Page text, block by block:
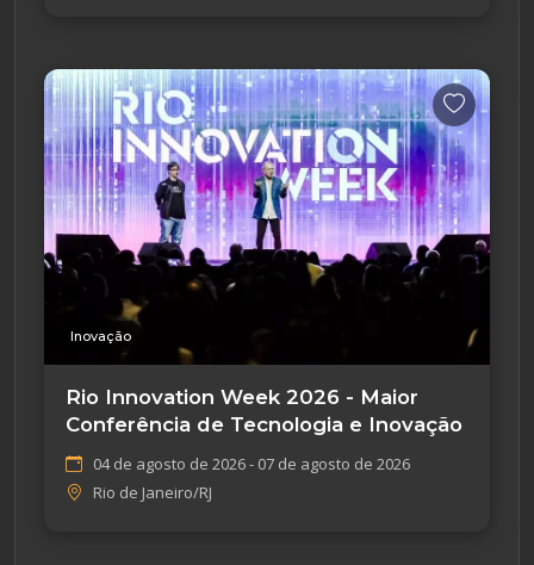
Inovação
Rio Innovation Week 2026 - Maior
Conferência de Tecnologia e Inovação
04 de agosto de 2026 - 07 de agosto de 2026
Rio de Janeiro/RJ